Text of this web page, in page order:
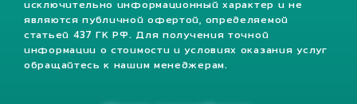
исключительно информационный характер и не
являются публичной офертой, определяемой
статьей 437 ГК РФ. Для получения точной
информации о стоимости и условиях оказания услуг
обращайтесь к нашим менеджерам.